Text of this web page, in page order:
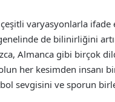
varyasyonlarla
de bilinirliğini
Almanca gibi birçok
her kesimden insanı
sevgisini ve sporun